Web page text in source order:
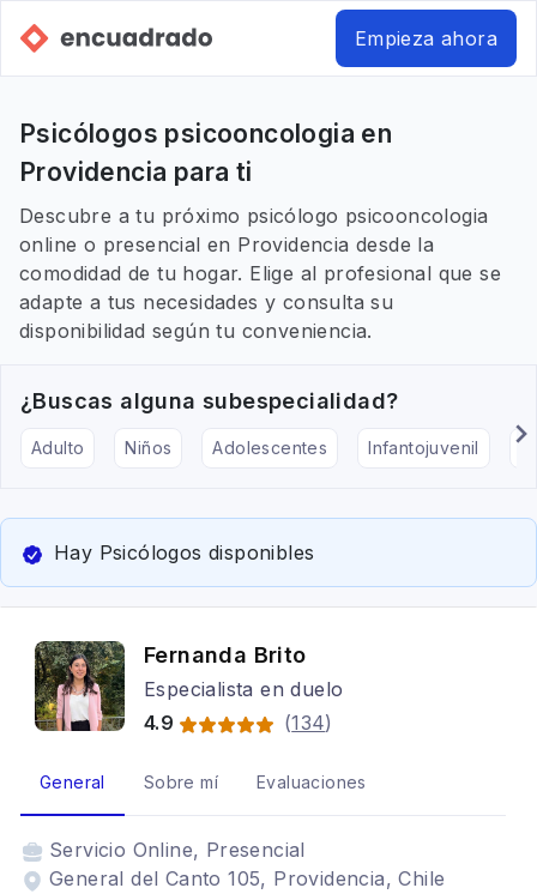
Empieza ahora
Psicólogos psicooncologia en
Providencia para ti
Descubre a tu próximo psicólogo psicooncologia
online o presencial en Providencia desde la
comodidad de tu hogar. Elige al profesional que se
adapte a tus necesidades y consulta su
disponibilidad según tu conveniencia.
¿Buscas alguna subespecialidad?
Adulto Niños Adolescentes Infantojuvenil
Hay Psicólogos disponibles
Fernanda Brito
Especialista en duelo
4.9
(134)
General Sobre mí Evaluaciones
Servicio Online, Presencial
General del Canto 105, Providencia, Chile